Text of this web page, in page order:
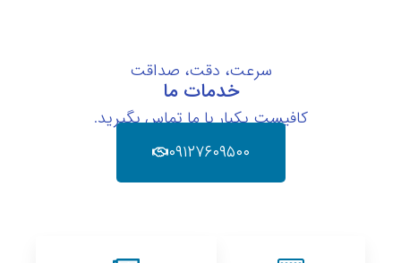
سرعت، دقت، صداقت
خدمات ما
کافیست یکبار با ما تماس بگیرید.
۰۹۱۲۷۶۰۹۵۰۰